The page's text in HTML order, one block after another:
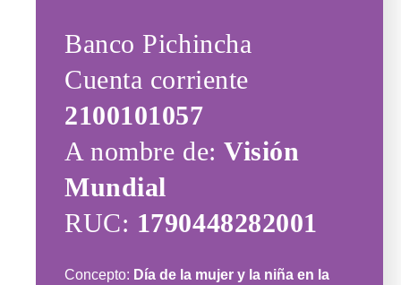
Banco Pichincha
Cuenta corriente
2100101057
A nombre de:Visión
Mundial
RUC: 1790448282001
Concepto: Día de la mujer y la niña en la